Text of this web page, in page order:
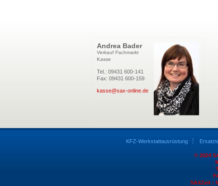
Andrea Bader
Verkauf Fachmarkt
Kasse
Tel.: 09431 600-141
Fax: 09431 600-159
kasse@sax-online.de
KFZ-Werkstattausrüstung
© 2024
SAXZeit :